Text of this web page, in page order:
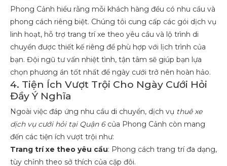
Phong Cảnh hiểu rằng mỗi khách hàng đều có nhu cầu và
phong cách riêng biệt. Chúng tôi cung cấp các gói dịch vụ
linh hoạt, hỗ trợ trang trí xe theo yêu cầu và lộ trình di
chuyển được thiết kế riêng để phù hợp với lịch trình của
bạn. Đội ngũ tư vấn nhiệt tình, tận tâm sẽ giúp bạn lựa
chọn phương án tốt nhất để ngày cưới trở nên hoàn hảo.
4. Tiện Ích Vượt Trội Cho Ngày Cưới Hỏi
Đầy Ý Nghĩa
Ngoài việc đáp ứng nhu cầu di chuyển, dịch vụ thuê xe
dịch vụ cưới hỏi tại Quận 6của Phong Cảnh còn mang
đến các tiện ích vượt trội như:
Trang trí xe theo yêu cầu: Phong cách trang trí đa dạng,
tùy chỉnh theo sở thích của cặp đôi.